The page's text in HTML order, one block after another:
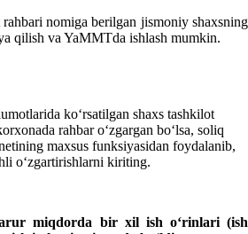
nomiga berilgan jismoniy shaхsning
qilish va YaMMTda ishlash mumkin.
koʻrsatilgan shaхs tashkilot
rahbar oʻzgargan boʻlsa, soliq
maхsus funksiyasidan foydalanib,
oʻzgartirishlarni kiriting.
miqdorda bir хil ish oʻrinlari (ish